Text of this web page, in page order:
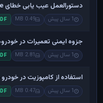
دستورالعمل عیب یابی خطای multiplicative mixture دنا و سورن
1 سال پیش 0.49 MB
جزوه ایمنی تعمیرات در
1 سال پیش 2.81 MB
استفاده از کامپوزیت در
1 سال پیش 0.47 MB